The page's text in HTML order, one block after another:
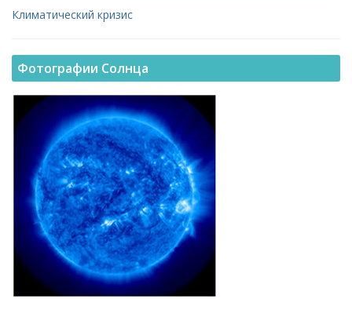
Климатический кризис
Фотографии Солнца